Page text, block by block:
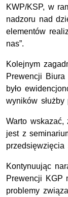
KWP/KSP, w
nadzoru nad
elementów
nas”.
Kolejnym
Prewencji Biura
było
wyników
Warto wskazać,
jest z
przedsięwzięcia
Kontynuując
Prewencji KGP
problemy